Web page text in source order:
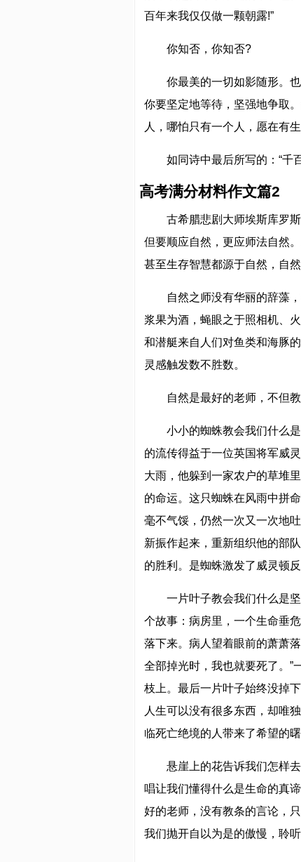
百年来我仅仅做一颗朝露!”
你知否，你知否?
你最美的一切如影随形。
你要坚定地等待，坚强地争取
人，哪怕只有一个人，愿在有
如同诗中最后所写的：“千
高考满分材料作文篇2
古希腊悲剧大师埃斯库罗
但要顺应自然，更应师法自然
甚至生存智慧都源于自然，自然
自然之师没有华丽的辞藻
浆果为酒，蝇眼之于照相机、
和潜艇来自人们对鱼类和海豚
灵感触发数不胜数。
自然是最好的老师，不但
小小的蜘蛛教会我们什么
的流传得益于一位英国将军威
大雨，他躲到一家农户的草堆
的命运。这只蜘蛛在风雨中拼
毫不气馁，仍然一次又一次地
新振作起来，重新组织他的部
的胜利。是蜘蛛激发了威灵顿
一片叶子教会我们什么是
个故事：病房里，一个生命垂
落下来。病人望着眼前的萧萧
全部掉光时，我也就要死了。”
枝上。最后一片叶子始终没掉
人生可以没有很多东西，却唯
临死亡绝境的人带来了希望的曙
悬崖上的花告诉我们怎样
唱让我们懂得什么是生命的真
好的老师，没有教条的言论，
我们抛开自以为是的傲慢，聆